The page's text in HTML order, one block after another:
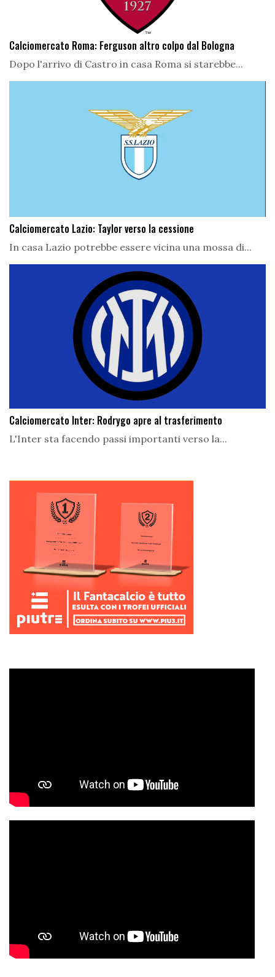
Calciomercato Roma: Ferguson altro colpo dal Bologna
Dopo l'arrivo di Castro in casa Roma si starebbe...
Calciomercato Lazio: Taylor verso la cessione
In casa Lazio potrebbe essere vicina una mossa di...
Calciomercato Inter: Rodrygo apre al trasferimento
L'Inter sta facendo passi importanti verso la...